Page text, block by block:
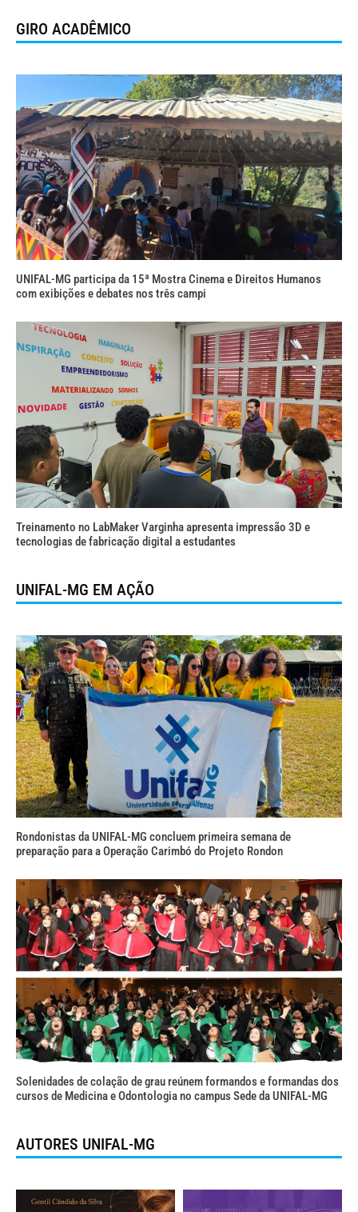
GIRO ACADÊMICO
UNIFAL-MG participa da 15ª Mostra Cinema e Direitos Humanos
com exibições e debates nos três campi
Treinamento no LabMaker Varginha apresenta impressão 3D e
tecnologias de fabricação digital a estudantes
UNIFAL-MG EM AÇÃO
Rondonistas da UNIFAL-MG concluem primeira semana de
preparação para a Operação Carimbó do Projeto Rondon
Solenidades de colação de grau reúnem formandos e formandas dos
cursos de Medicina e Odontologia no campus Sede da UNIFAL-MG
AUTORES UNIFAL-MG